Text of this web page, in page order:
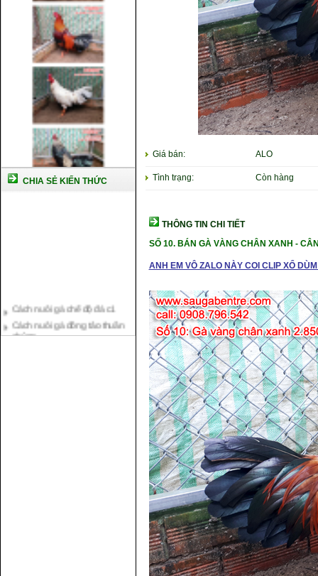
CHIA SẺ KIẾN THỨC
Cách nuôi gà đông tảo thuần
Kỹ thuật nuôi gà con mới nở
Giá bán: ALO
Tình trạng: Còn hàng
THÔNG TIN CHI TIẾT
SỐ 10.BÁN GÀ VÀNG CHÂN XANH -
ANH EM VÔ ZALO NÀY COI CLIP XỔ